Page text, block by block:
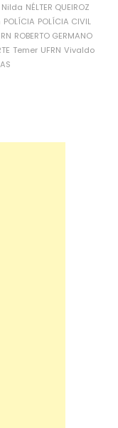
Nilda NÉLTER QUEIROZ
POLÍCIA POLÍCIA CIVIL
RN ROBERTO GERMANO
Temer UFRN Vivaldo